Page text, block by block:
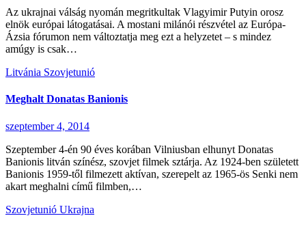
Az ukrajnai válság nyomán megritkultak Vlagyimir Putyin orosz
elnök európai látogatásai. A mostani milánói részvétel az Európa-
Ázsia fórumon nem változtatja meg ezt a helyzetet – s mindez
amúgy is csak…
Litvánia Szovjetunió
Meghalt Donatas Banionis
szeptember 4, 2014
Szeptember 4-én 90 éves korában Vilniusban elhunyt Donatas
Banionis litván színész, szovjet filmek sztárja. Az 1924-ben született
Banionis 1959-től filmezett aktívan, szerepelt az 1965-ös Senki nem
akart meghalni című filmben,…
Szovjetunió Ukrajna